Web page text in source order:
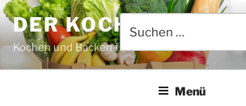
Zum
Inhalt
springen
DER KOCHBLOG
Kochen und Backen für JEDEFRAU &
Suchen
nach:
Menü